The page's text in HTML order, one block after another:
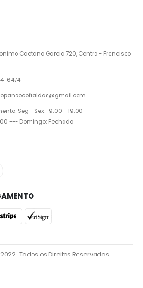
Caetano Garcia 720, Centro - Francisco
6474
Seg - Sex: 19:00 - 19:00
--- Domingo: Fechado
Todos os Direitos Reservados.